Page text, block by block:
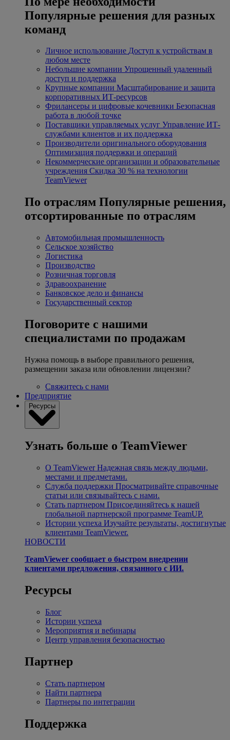
Популярные решения для разных
команд
Личное использование Доступ к устройствам в
любом месте
Небольшие компании Упрощенный удаленный
доступ и поддержка
Крупные компании Масштабирование и защита
корпоративных ИТ-ресурсов
Фрилансеры и цифровые кочевники Безопасная
работа в любой точке
Поставщики управляемых услуг Управление ИТ-
службами клиентов и их поддержка
Производители оригинального оборудования
Оптимизация поддержки и операций
Некоммерческие организации и образовательные
учреждения Скидка 30 % на технологии
TeamViewer
По отраслям Популярные решения,
отсортированные по отраслям
Автомобильная промышленность
Сельское хозяйство
Логистика
Производство
Розничная торговля
Здравоохранение
Банковское дело и финансы
Государственный сектор
Поговорите с нашими
специалистами по продажам
Нужна помощь в выборе правильного решения,
размещении заказа или обновлении лицензии?
Свяжитесь с нами
Предприятие
Ресурсы
Узнать больше о TeamViewer
О TeamViewer Надежная связь между людьми,
местами и предметами.
Служба поддержки Просматривайте справочные
статьи или связывайтесь с нами.
Стать партнером Присоединяйтесь к нашей
глобальной партнерской программе TeamUP.
Истории успеха Изучайте результаты, достигнутые
клиентами TeamViewer.
НОВОСТИ
TeamViewer сообщает о быстром внедрении
клиентами предложения, связанного с ИИ.
Ресурсы
Блог
Истории успеха
Мероприятия и вебинары
Центр управления безопасностью
Партнер
Стать партнером
Найти партнера
Партнеры по интеграции
Поддержка